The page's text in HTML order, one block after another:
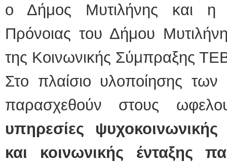
ο Δήμος Μυτιλήνης και η
Πρόνοιας του Δήμου
της Κοινωνικής Σύμπραξης
Στο πλαίσιο υλοποίησης
παρασχεθούν στους
υπηρεσίες
και κοινωνικής ένταξης
Holter